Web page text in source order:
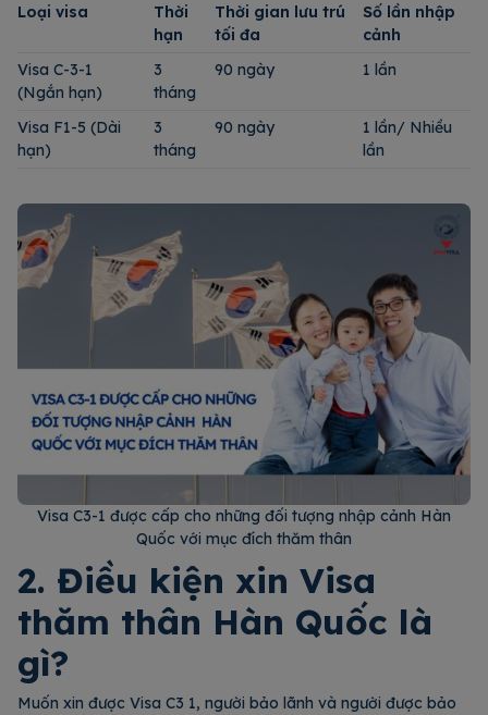
Loại visa
Thời
hạn
Thời gian lưu trú
tối đa
Số lần nhập
cảnh
Visa C-3-1
(Ngắn hạn)
3
tháng
90 ngày 1 lần
Visa F1-5 (Dài
hạn)
3
tháng
90 ngày
1 lần/ Nhiều
lần
Visa C3-1 được cấp cho những đối tượng nhập cảnh Hàn
Quốc với mục đích thăm thân
2. Điều kiện xin Visa
thăm thân Hàn Quốc là
gì?
Muốn xin được Visa C3 1, người bảo lãnh và người được bảo